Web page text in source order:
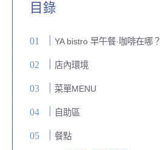
目錄
YA bistro 早午餐·咖啡在哪？
店內環境
菜單MENU
自助區
餐點